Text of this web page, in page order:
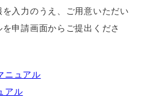
入力のうえ、ご用意いただい
申請画面からご提出くださ
ニュアル
アル